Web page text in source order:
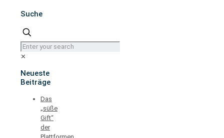
Suche
✕
Neueste
Beiträge
Das
„süße
Gift“
der